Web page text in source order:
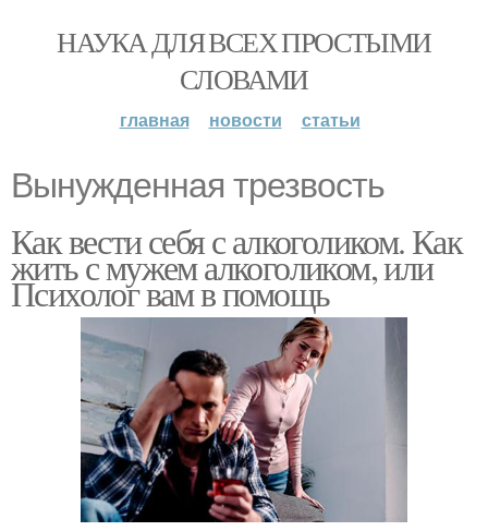
НАУКА ДЛЯ ВСЕХ ПРОСТЫМИ
СЛОВАМИ
главная новости статьи
Вынужденная трезвость
Как вести себя с алкоголиком. Как
жить с мужем алкоголиком, или
Психолог вам в помощь